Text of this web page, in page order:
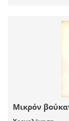
Μικρόν